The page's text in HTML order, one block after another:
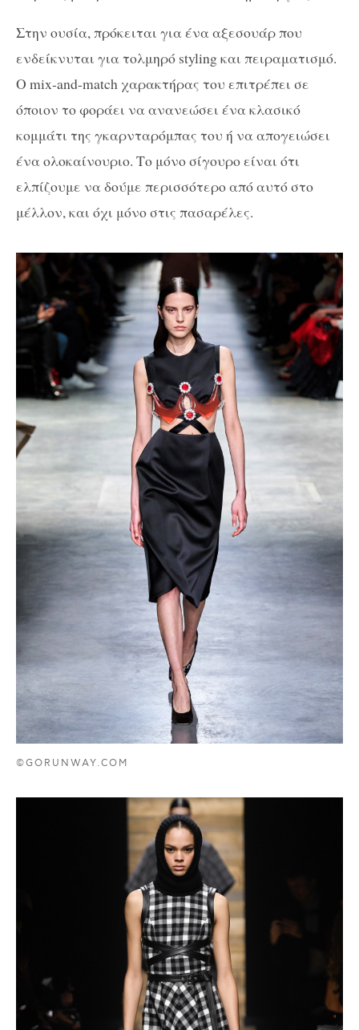
Στην ουσία, πρόκειται για ένα αξεσουάρ που
ενδείκνυται για τολμηρό styling και πειραματισμό.
Ο mix-and-match χαρακτήρας του επιτρέπει σε
όποιον το φοράει να ανανεώσει ένα κλασικό
κομμάτι της γκαρνταρόμπας του ή να απογειώσει
ένα ολοκαίνουριο. Το μόνο σίγουρο είναι ότι
ελπίζουμε να δούμε περισσότερο από αυτό στο
μέλλον, και όχι μόνο στις πασαρέλες.
©GORUNWAY.COM